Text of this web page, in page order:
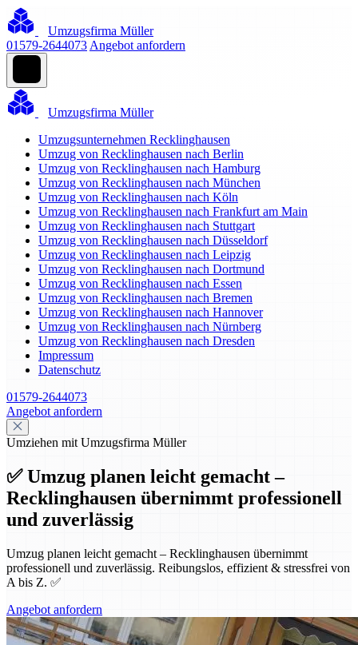
Umzugsfirma Müller
01579-2644073 Angebot anfordern
Umzugsfirma Müller
Umzugsunternehmen Recklinghausen
Umzug von Recklinghausen nach Berlin
Umzug von Recklinghausen nach Hamburg
Umzug von Recklinghausen nach München
Umzug von Recklinghausen nach Köln
Umzug von Recklinghausen nach Frankfurt am Main
Umzug von Recklinghausen nach Stuttgart
Umzug von Recklinghausen nach Düsseldorf
Umzug von Recklinghausen nach Leipzig
Umzug von Recklinghausen nach Dortmund
Umzug von Recklinghausen nach Essen
Umzug von Recklinghausen nach Bremen
Umzug von Recklinghausen nach Hannover
Umzug von Recklinghausen nach Nürnberg
Umzug von Recklinghausen nach Dresden
Impressum
Datenschutz
01579-2644073
Angebot anfordern
Umziehen mit Umzugsfirma Müller
✅ Umzug planen leicht gemacht –
Recklinghausen übernimmt professionell
und zuverlässig
Umzug planen leicht gemacht – Recklinghausen übernimmt
professionell und zuverlässig. Reibungslos, effizient & stressfrei von
A bis Z. ✅
Angebot anfordern